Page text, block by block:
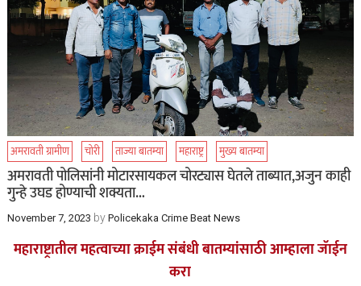
अमरावती ग्रामीण चोरी ताज्या बातम्या महाराष्ट्र मुख्य बातम्या
अमरावती पोलिसांनी मोटारसायकल चोरट्यास घेतले ताब्यात,अजुन काही
गुन्हे उघड होण्याची शक्यता…
November 7, 2023 by Policekaka Crime Beat News
महाराष्ट्रातील महत्वाच्या क्राईम संबंधी बातम्यांसाठी आम्हाला जॅाईन
करा